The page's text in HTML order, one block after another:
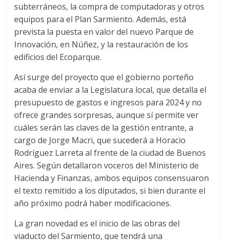
subterráneos, la compra de computadoras y otros
equipos para el Plan Sarmiento. Además, está
prevista la puesta en valor del nuevo Parque de
Innovación, en Núñez, y la restauración de los
edificios del Ecoparque.
Así surge del proyecto que el gobierno porteño
acaba de enviar a la Legislatura local, que detalla el
presupuesto de gastos e ingresos para 2024 y no
ofrece grandes sorpresas, aunque sí permite ver
cuáles serán las claves de la gestión entrante, a
cargo de Jorge Macri, que sucederá a Horacio
Rodríguez Larreta al frente de la ciudad de Buenos
Aires. Según detallaron voceros del Ministerio de
Hacienda y Finanzas, ambos equipos consensuaron
el texto remitido a los diputados, si bien durante el
año próximo podrá haber modificaciones.
La gran novedad es el inicio de las obras del
viaducto del Sarmiento, que tendrá una